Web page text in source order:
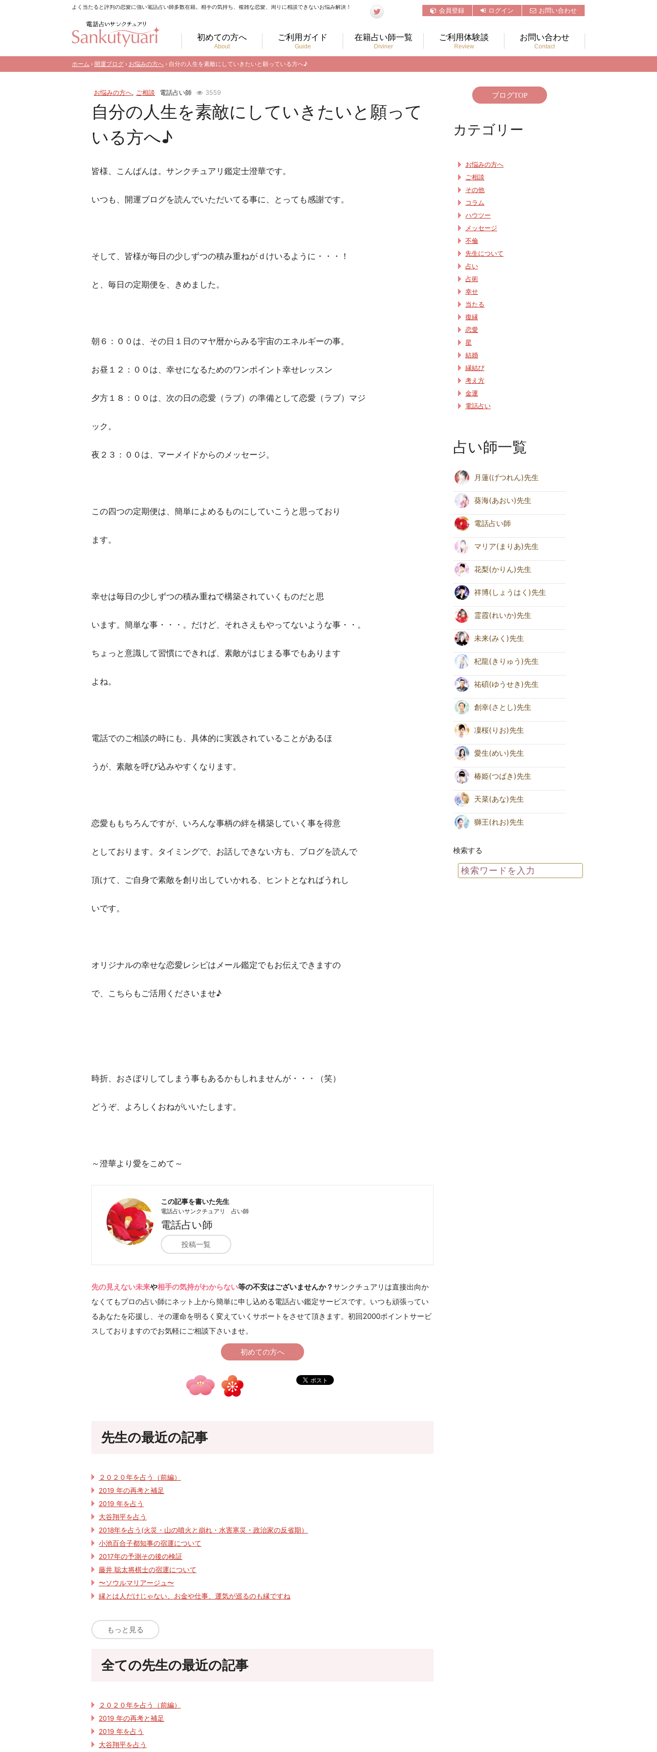
よく当たると評判の恋愛に強い電話占い師多数在籍。相手の気持ち、複雑な恋愛、周りに相談できないお悩み解決！ 会員登録 ログイン お問い合わせ
初めての方へ
About
ご利用ガイド
Guide
在籍占い師一覧
Diviner
ご利用体験談
Review
お問い合わせ
Contact
ホーム › 開運ブログ › お悩みの方へ › 自分の人生を素敵にしていきたいと願っている方へ♪
お悩みの方へ, ご相談 電話占い師 3559
自分の人生を素敵にしていきたいと願って
いる方へ♪
皆様、こんばんは。サンクチュアリ鑑定士澄華です。
いつも、開運ブログを読んでいただいてる事に、とっても感謝です。
そして、皆様が毎日の少しずつの積み重ねがｄけいるように・・・！
と、毎日の定期便を、きめました。
朝６：００は、その日１日のマヤ暦からみる宇宙のエネルギーの事。
お昼１２：００は、幸せになるためのワンポイント幸せレッスン
夕方１８：００は、次の日の恋愛（ラブ）の準備として恋愛（ラブ）マジ
ック。
夜２３：００は、マーメイドからのメッセージ。
この四つの定期便は、簡単によめるものにしていこうと思っており
ます。
幸せは毎日の少しずつの積み重ねで構築されていくものだと思
います。簡単な事・・・。だけど、それさえもやってないような事・・。
ちょっと意識して習慣にできれば、素敵がはじまる事でもあります
よね。
電話でのご相談の時にも、具体的に実践されていることがあるほ
うが、素敵を呼び込みやすくなります。
恋愛ももちろんですが、いろんな事柄の絆を構築していく事を得意
としております。タイミングで、お話しできない方も、ブログを読んで
頂けて、ご自身で素敵を創り出していかれる、ヒントとなればうれし
いです。
オリジナルの幸せな恋愛レシピはメール鑑定でもお伝えできますの
で、こちらもご活用くださいませ♪
時折、おさぼりしてしまう事もあるかもしれませんが・・・（笑）
どうぞ、よろしくおねがいいたします。
～澄華より愛をこめて～
この記事を書いた先生
電話占いサンクチュアリ 占い師
電話占い師
投稿一覧
先の見えない未来や相手の気持がわからない等の不安はございませんか？サンクチュアリは直接出向か
なくてもプロの占い師にネット上から簡単に申し込める電話占い鑑定サービスです。いつも頑張ってい
るあなたを応援し、その運命を明るく変えていくサポートをさせて頂きます。初回2000ポイントサービ
スしておりますのでお気軽にご相談下さいませ。
初めての方へ
先生の最近の記事
２０２０年を占う（前編）
2019 年の再考と補足
2019 年を占う
大谷翔平を占う
2018年を占う(火災・山の噴火と崩れ・水害寒災・政治家の反省期）
小池百合子都知事の宿運について
2017年の予測その後の検証
藤井 聡太将棋士の宿運について
〜ソウルマリアージュ〜
縁とは人だけじゃない、お金や仕事、運気が巡るのも縁ですね
もっと見る
全ての先生の最近の記事
２０２０年を占う（前編）
2019 年の再考と補足
2019 年を占う
大谷翔平を占う
ブログTOP
カテゴリー
お悩みの方へ
ご相談
その他
コラム
ハウツー
メッセージ
不倫
先生について
占い
占術
幸せ
当たる
復縁
恋愛
星
結婚
縁結び
考え方
金運
電話占い
占い師一覧
月蓮(げつれん)先生
葵海(あおい)先生
電話占い師
マリア(まりあ)先生
花梨(かりん)先生
祥博(しょうはく)先生
霊霞(れいか)先生
未来(みく)先生
杞龍(きりゅう)先生
祐碩(ゆうせき)先生
創幸(さとし)先生
凜桜(りお)先生
愛生(めい)先生
椿姫(つばき)先生
天菜(あな)先生
獅王(れお)先生
検索する